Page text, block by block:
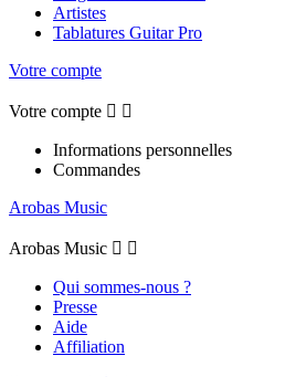
Artistes
Tablatures Guitar Pro
Votre compte
Votre compte  
Informations personnelles
Commandes
Arobas Music
Arobas Music  
Qui sommes-nous ?
Presse
Aide
Affiliation